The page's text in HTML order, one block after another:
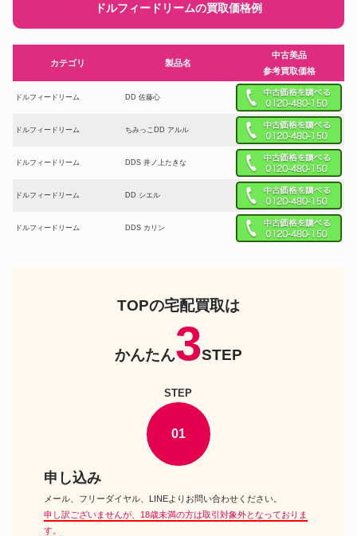
ドルフィードリームの買取価格例
カテゴリ 製品名
中古美品
参考買取価格
ドルフィードリーム DD 佐藤心
ドルフィードリーム ちみっこDD アルル
ドルフィードリーム DDS 井ノ上たきな
ドルフィードリーム DD シエル
ドルフィードリーム DDS カリン
DD ナツキ 20th Anniversary
DDS アリゼー
DDS セイバー アルトリア ペン
ドラゴン
DD モエ 20th Anniversary Ver.
ャー
ドルフィードリーム DD アクア
TOPの宅配買取は
かんたん3STEP
STEP
01
申し込み
メール、フリーダイヤル、LINEよりお問い合わせください。
申し訳ございませんが、18歳未満の方は取引対象外となっておりま
す。